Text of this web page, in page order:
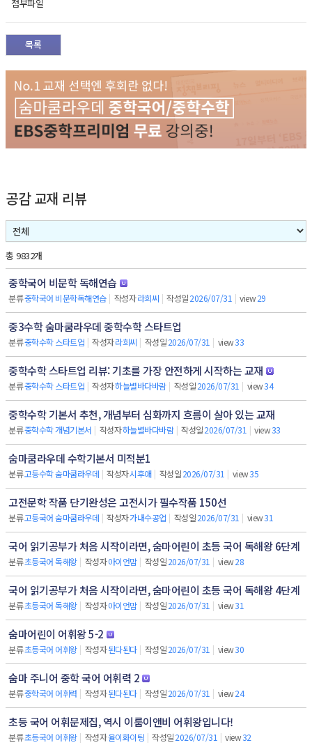
첨부파일
목록
공감 교재 리뷰
총 9832개
중학국어 비문학 독해연습
분류중학국어 비문학독해연습 | 작성자라희씨 | 작성일2026/07/31 | view29
중3수학 숨마쿰라우데 중학수학 스타트업
분류중학수학 스타트업 | 작성자라희씨 | 작성일2026/07/31 | view33
중학수학 스타트업 리뷰: 기초를 가장 안전하게 시작하는 교재
분류중학수학 스타트업 | 작성자하늘별바다바람 | 작성일2026/07/31 | view34
중학수학 기본서 추천, 개념부터 심화까지 흐름이 살아 있는 교재
분류중학수학 개념기본서 | 작성자하늘별바다바람 | 작성일2026/07/31 | view33
숨마쿰라우데 수학기본서 미적분1
분류고등수학 숨마쿰라우데 | 작성자시후애 | 작성일2026/07/31 | view35
고전문학 작품 단기완성은 고전시가 필수작품 150선
분류고등국어 숨마쿰라우데 | 작성자가내수공업 | 작성일2026/07/31 | view31
국어 읽기공부가 처음 시작이라면, 숨마어린이 초등 국어 독해왕 6단계
분류초등국어 독해왕 | 작성자아이언맘 | 작성일2026/07/31 | view28
국어 읽기공부가 처음 시작이라면, 숨마어린이 초등 국어 독해왕 4단계
분류초등국어 독해왕 | 작성자아이언맘 | 작성일2026/07/31 | view31
숨마어린이 어휘왕 5-2
분류초등국어 어휘왕 | 작성자된다된다 | 작성일2026/07/31 | view30
숨마 주니어 중학 국어 어휘력 2
분류중학국어 어휘력 | 작성자된다된다 | 작성일2026/07/31 | view24
초등 국어 어휘문제집, 역시 이룸이앤비 어휘왕입니다!
분류초등국어 어휘왕 | 작성자율이화이팅 | 작성일2026/07/31 | view32